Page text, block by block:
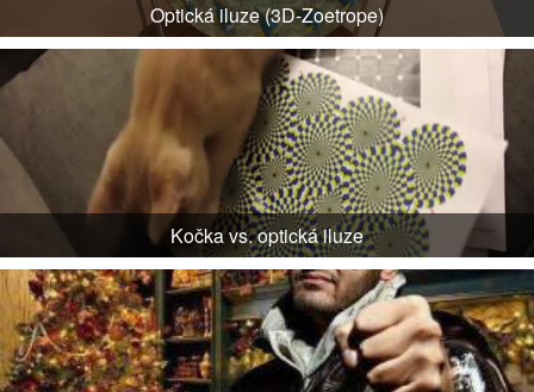
Optická iluze (3D-Zoetrope)
Kočka vs. optická iluze